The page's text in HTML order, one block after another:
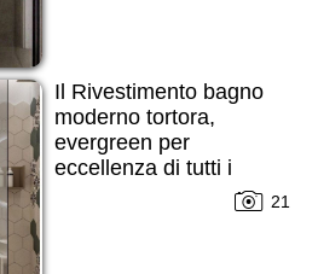
Il Rivestimento bagno
moderno tortora,
evergreen per
eccellenza di tutti i
21